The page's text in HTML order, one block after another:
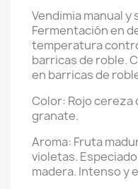
Vendimia manual y
Fermentación en
temperatura
barricas de roble.
en barricas de
Color: Rojo
granate.
Aroma: Fruta
violetas.
madera. Intenso y